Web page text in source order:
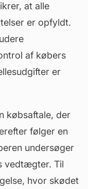
at alle
er opfyldt.
af købers
er
købsaftale, der
følger en
undersøger
vedtægter. Til
hvor skødet